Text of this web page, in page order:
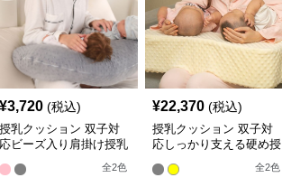
¥3,720 (税込)
授乳クッション 双子対
応ビーズ入り肩掛け授乳
全2色
¥22,370 (税込)
授乳クッション 双子対
応しっかり支える硬め授
全2色